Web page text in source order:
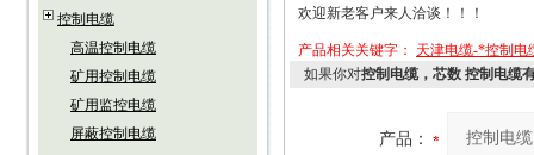
控制电缆
高温控制电缆
矿用控制电缆
矿用监控电缆
屏蔽控制电缆
欢迎新老客户来人洽谈！！！
产品相关关键字： 天津电缆-*控制电
如果你对控制电缆，芯数 控制电缆
产品：